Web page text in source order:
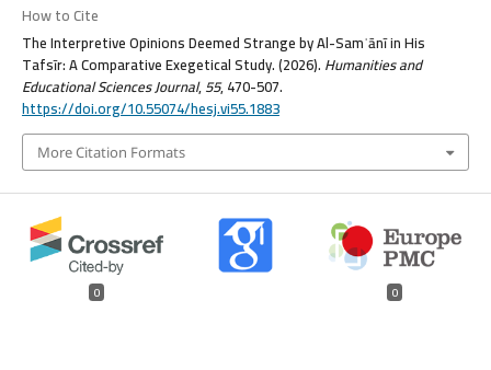
How to Cite
The Interpretive Opinions Deemed Strange by Al-Samʿānī in His
Tafsīr: A Comparative Exegetical Study. (2026). Humanities and
Educational Sciences Journal,55, 470-507.
https://doi.org/10.55074/hesj.vi55.1883
More Citation Formats
0 0